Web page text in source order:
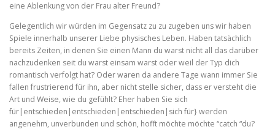
eine Ablenkung von der Frau alter Freund?
Gelegentlich wir würden im Gegensatz zu zu zugeben uns wir haben
Spiele innerhalb unserer Liebe physisches Leben. Haben tatsächlich
bereits Zeiten, in denen Sie einen Mann du warst nicht all das darüber
nachzudenken seit du warst einsam warst oder weil der Typ dich
romantisch verfolgt hat? Oder waren da andere Tage wann immer Sie
fallen frustrierend für ihn, aber nicht stelle sicher, dass er versteht die
Art und Weise, wie du gefühlt? Eher haben Sie sich
für|entschieden|entschieden|entschieden|sich für} werden
angenehm, unverbunden und schön, hofft möchte möchte “catch “du?